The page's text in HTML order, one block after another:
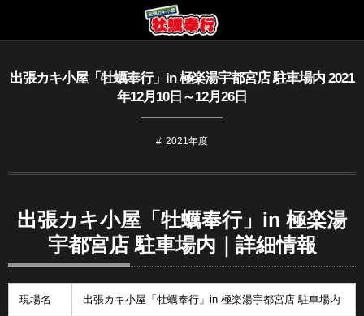
出張カキ小屋「牡蠣奉行」in 極楽湯宇都宮店 駐車場内 2021
年12月10日～12月26日
2021年度
出張カキ小屋「牡蠣奉行」in 極楽湯
宇都宮店 駐車場内｜詳細情報
現場名 出張カキ小屋「牡蠣奉行」in 極楽湯宇都宮店 駐車場内